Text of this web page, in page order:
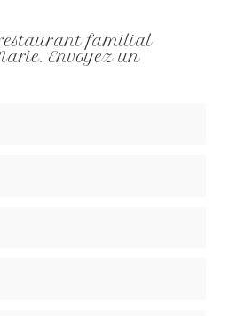
familial
Envoyez un